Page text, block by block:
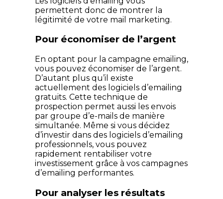
permettent donc de montrer la
légitimité de votre mail marketing.
Pour économiser de l’argent
En optant pour la campagne emailing,
vous pouvez économiser de l’argent.
D’autant plus qu’il existe
actuellement des logiciels d’emailing
gratuits. Cette technique de
prospection permet aussi les envois
par groupe d’e-mails de manière
simultanée. Même si vous décidez
d’investir dans des logiciels d’emailing
professionnels, vous pouvez
rapidement rentabiliser votre
investissement grâce à vos campagnes
d’emailing performantes.
Pour analyser les résultats